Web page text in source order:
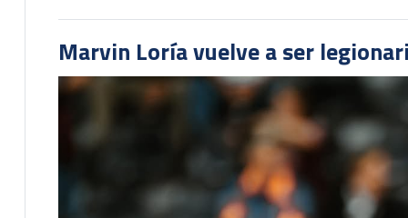
Marvin Loría vuelve a ser